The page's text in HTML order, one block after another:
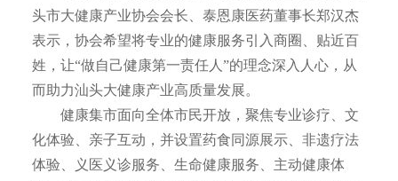
头市大健康产业协会会长、泰恩康医药董事长郑汉杰
表示，协会希望将专业的健康服务引入商圈、贴近百
姓，让“做自己健康第一责任人”的理念深入人心，从
而助力汕头大健康产业高质量发展。
健康集市面向全体市民开放，聚焦专业诊疗、文
化体验、亲子互动，并设置药食同源展示、非遗疗法
体验、义医义诊服务、生命健康服务、主动健康体